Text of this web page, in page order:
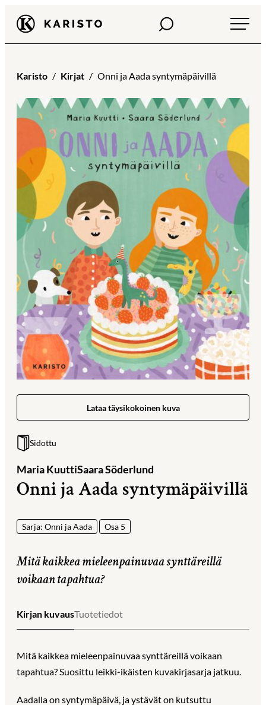
Siirry
suoraan
sisältöön
Karisto Haku
Karisto Kirjat Onni ja Aada syntymäpäivillä
Lataa täysikokoinen kuva
Sidottu
Maria KuuttiSaara Söderlund
Onni ja Aada syntymäpäivillä
Sarja: Onni ja Aada Osa 5
Mitä kaikkea mieleenpainuvaa synttäreillä
voikaan tapahtua?
Kirjan kuvausTuotetiedot
Mitä kaikkea mieleenpainuvaa synttäreillä voikaan
tapahtua? Suosittu leikki-ikäisten kuvakirjasarja jatkuu.
Aadalla on syntymäpäivä, ja ystävät on kutsuttu